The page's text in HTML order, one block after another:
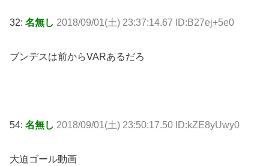
32: 名無し 2018/09/01(土) 23:37:14.67 ID:B27ej+5e0
ブンデスは前からVARあるだろ
54: 名無し 2018/09/01(土) 23:50:17.50 ID:kZE8yUwy0
大迫ゴール動画